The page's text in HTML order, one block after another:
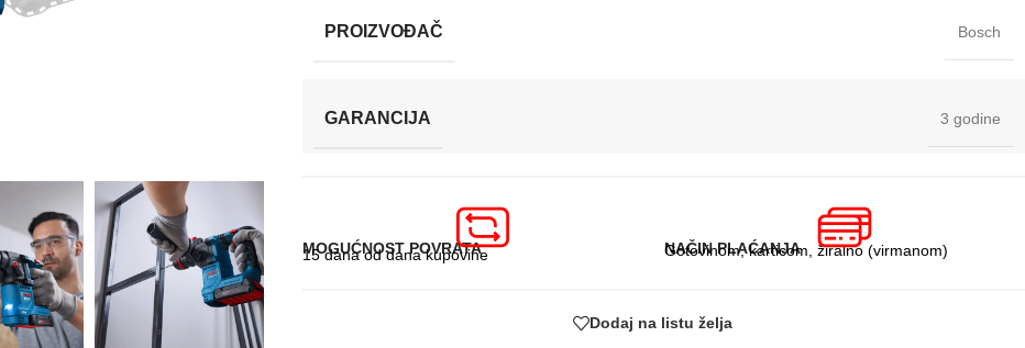
PROIZVOĐAČ Bosch
GARANCIJA 3 godine
MOGUĆNOST POVRATA
15 dana od dana kupovine NAČIN PLAĆANJA
Gotovinom, karticom, žiralno (virmanom)
Dodaj na listu želja